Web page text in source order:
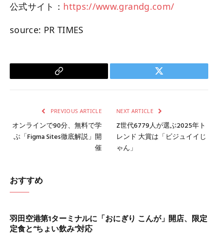
公式サイト： https://www.grandg.com/
source: PR TIMES
Copy
Twitter
PREVIOUS ARTICLE
オンラインで90分、無料で学
ぶ「Figma Sites徹底解説」開
催
NEXT ARTICLE
Z世代6779人が選ぶ2025年ト
レンド 大賞は「ビジュイイじ
ゃん」
おすすめ
羽田空港第1ターミナルに「おにぎり こんが」開店、限定
定食と“ちょい飲み”対応